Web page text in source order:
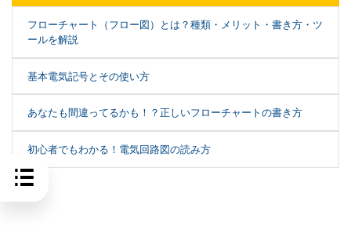
フローチャート（フロー図）とは？種類・メリット・書き方・ツ
ールを解説
基本電気記号とその使い方
あなたも間違ってるかも！？正しいフローチャートの書き方
初心者でもわかる！電気回路図の読み方